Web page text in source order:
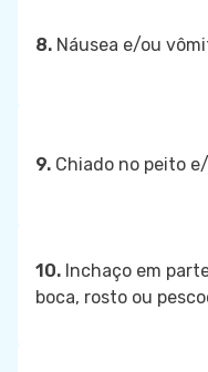
8. Náusea e/ou
9. Chiado no peito
10. Inchaço em
boca, rosto ou